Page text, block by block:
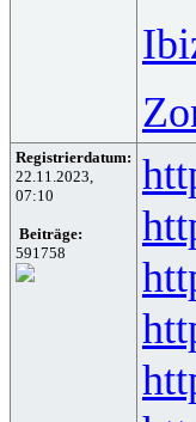
Registrierdatum:
22.11.2023,
07:10
Beiträge:
591758